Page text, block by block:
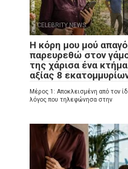
CELEBRITY NEWS
Η κόρη μου μού
παρευρεθώ στον
της χάρισα ένα
αξίας 8
Μέρος 1: Αποκλεισμένη από τον
λόγος που τηλεφώνησα στην